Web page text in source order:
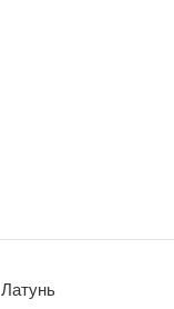
Латунь